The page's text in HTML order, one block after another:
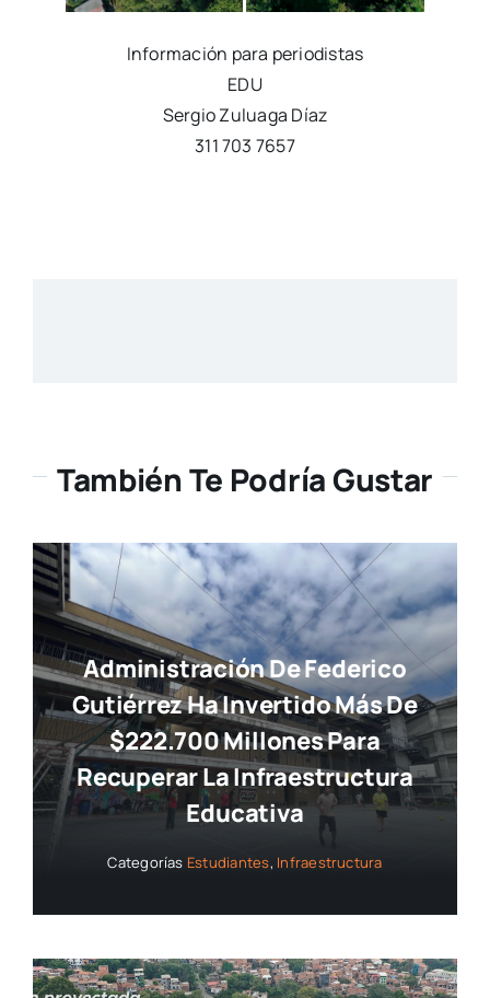
Información para periodistas
EDU
Sergio Zuluaga Díaz
311 703 7657
También Te Podría Gustar
Administración De Federico
Gutiérrez Ha Invertido Más De
$222.700 Millones Para
Recuperar La Infraestructura
Educativa
Categorías Estudiantes, Infraestructura